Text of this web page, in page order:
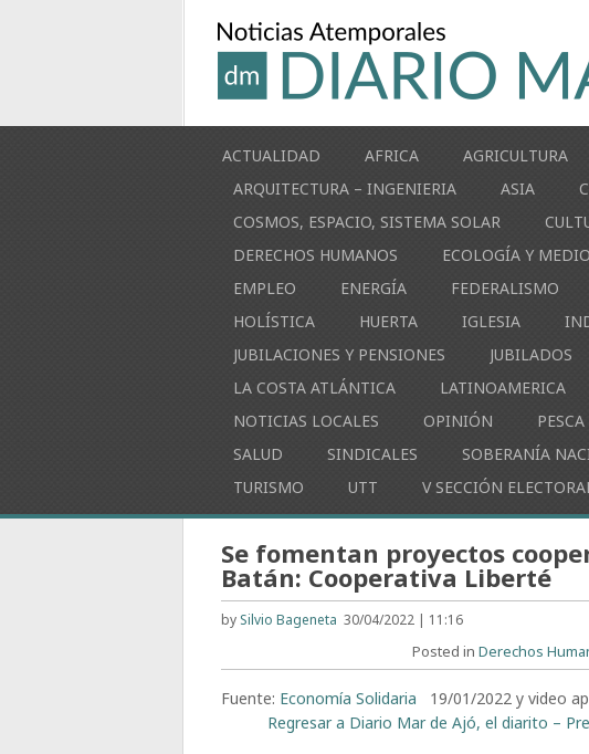
ACTUALIDAD AFRICA AGRICULTURA
ARQUITECTURA – INGENIERIA
ASIA
COSMOS, ESPACIO, SISTEMA SOLAR
DERECHOS HUMANOS
ECOLOGÍA Y
EMPLEO
ENERGÍA FEDERALISMO
HOLÍSTICA
HUERTA IGLESIA
JUBILACIONES Y PENSIONES
JUBILADOS
LA COSTA ATLÁNTICA
LATINOAMERICA
NOTICIAS LOCALES
OPINIÓN PESCA
SALUD
SINDICALES SOBERANÍA
TURISMO
UTT V SECCIÓN
Se fomentan proyectos
Batán: Cooperativa Liberté
by Silvio Bageneta 30/04/2022 | 11:16
Posted inDerechos
Fuente: Economía Solidaria
19/01/2022 y video
Regresar a Diario Mar de Ajó, el diarito –